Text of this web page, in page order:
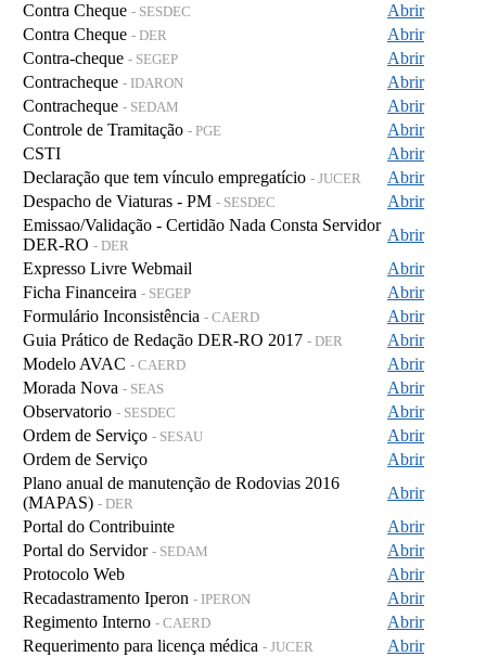
Contra Cheque - SESDEC
Abrir
Contra Cheque - DER
Abrir
Contra-cheque - SEGEP
Abrir
Contracheque - IDARON
Abrir
Contracheque - SEDAM
Abrir
Controle de Tramitação - PGE
Abrir
CSTI
Abrir
Declaração que tem vínculo empregatício - JUCER
Abrir
Despacho de Viaturas - PM - SESDEC
Abrir
Emissao/Validação - Certidão Nada Consta Servidor
DER-RO - DER
Abrir
Expresso Livre Webmail
Abrir
Ficha Financeira - SEGEP
Abrir
Formulário Inconsistência - CAERD
Abrir
Guia Prático de Redação DER-RO 2017 - DER
Abrir
Modelo AVAC - CAERD
Abrir
Morada Nova - SEAS
Abrir
Observatorio - SESDEC
Abrir
Ordem de Serviço - SESAU
Abrir
Ordem de Serviço
Abrir
Plano anual de manutenção de Rodovias 2016
(MAPAS) - DER
Abrir
Portal do Contribuinte
Abrir
Portal do Servidor - SEDAM
Abrir
Protocolo Web
Abrir
Recadastramento Iperon - IPERON
Abrir
Regimento Interno - CAERD
Abrir
Requerimento para licença médica - JUCER
Abrir